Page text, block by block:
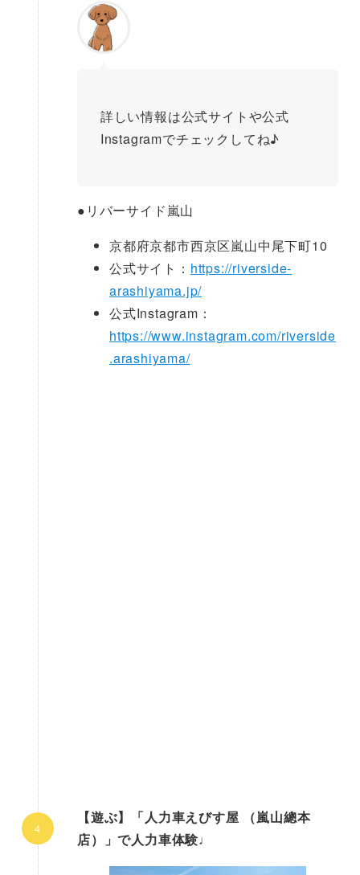
詳しい情報は公式サイトや公式
Instagramでチェックしてね♪
● リバーサイド嵐山
京都府京都市西京区嵐山中尾下町10
公式サイト： https://riverside-
arashiyama.jp/
公式Instagram：
https://www.instagram.com/riverside
.arashiyama/
【遊ぶ】「人力車えびす屋 （嵐山總本
店）」で人力車体験♩